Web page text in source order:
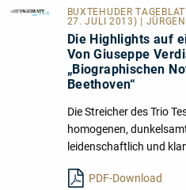
BUXTEHUDER
27. JULI 2013) |
Die Highlights auf
Von Giuseppe
„Biographischen
Beethoven“
Die Streicher des Trio
homogenen,
leidenschaftlich und
PDF-Download